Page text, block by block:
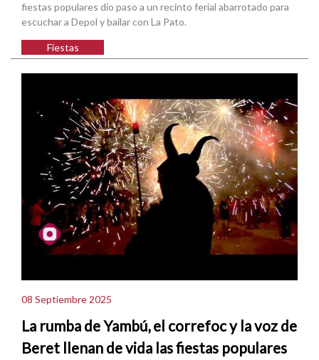
fiestas populares dio paso a un recinto ferial abarrotado para
escuchar a Depol y bailar con La Pato.
Fiestas
08 Septiembre 2025
La rumba de Yambú, el correfoc y la voz de
Beret llenan de vida las fiestas populares